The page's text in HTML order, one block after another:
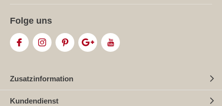
Folge uns
Zusatzinformation
Kundendienst